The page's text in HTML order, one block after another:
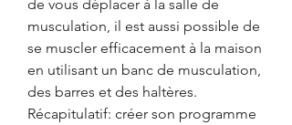
de vous déplacer à la salle de
musculation, il est aussi possible de
se muscler efficacement à la maison
en utilisant un banc de musculation,
des barres et des haltères.
Récapitulatif: créer son programme